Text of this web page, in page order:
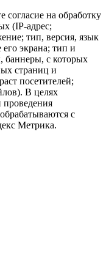
согласие на обработку
(IP-адрес;
тип, версия, язык
его экрана; тип и
баннеры, с которых
страниц и
посетителей;
В целях
с
Метрика.